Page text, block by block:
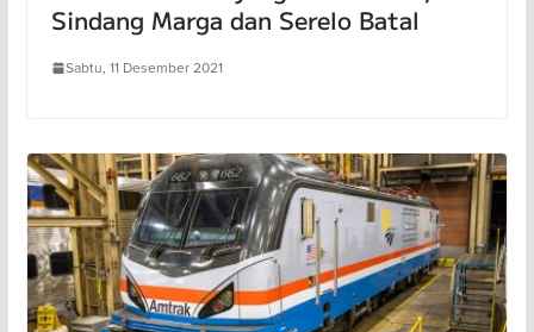
Sindang Marga dan Serelo Batal
Sabtu, 11 Desember 2021